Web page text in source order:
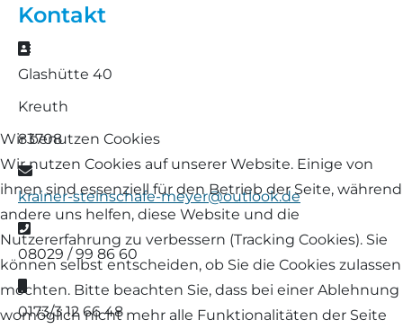
Kontakt
Adresse
Glashütte 40
Kreuth
83708
E-Mail
krainer-steinschafe-meyer@outlook.de
Telefon
08029 / 99 86 60
Mobil
0173/3 12 66 48
Wir benutzen Cookies
Wir nutzen Cookies auf unserer Website. Einige von
ihnen sind essenziell für den Betrieb der Seite, während
andere uns helfen, diese Website und die
Nutzererfahrung zu verbessern (Tracking Cookies). Sie
können selbst entscheiden, ob Sie die Cookies zulassen
möchten. Bitte beachten Sie, dass bei einer Ablehnung
womöglich nicht mehr alle Funktionalitäten der Seite
Formulare/Download
Preisrichter in Bayern
Futtrationsrechner
Neueinsteiger
Fachberater in Bayern
Lineare Beurteilung Zahnstellung
Landschaf
Rouge de Roussillon
Schwarzes Villnösser Schaf
Scottish Blackface
Shetland
Skudde